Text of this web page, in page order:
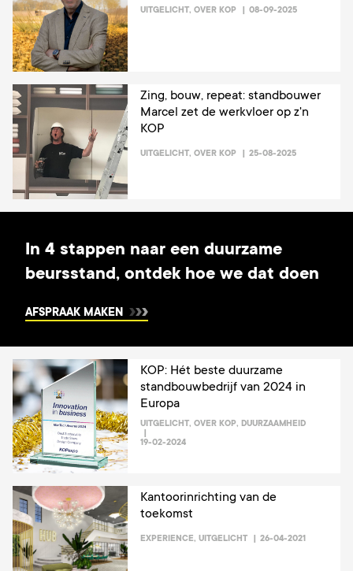
UITGELICHT, OVER KOP 08-09-2025
Zing, bouw, repeat: standbouwer
Marcel zet de werkvloer op z'n
KOP
UITGELICHT, OVER KOP 25-08-2025
In 4 stappen naar een duurzame
beursstand, ontdek hoe we dat doen
AFSPRAAK MAKEN
KOP: Hét beste duurzame
standbouwbedrijf van 2024 in
Europa
UITGELICHT, OVER KOP, DUURZAAMHEID
19-02-2024
Kantoorinrichting van de
toekomst
EXPERIENCE, UITGELICHT 26-04-2021